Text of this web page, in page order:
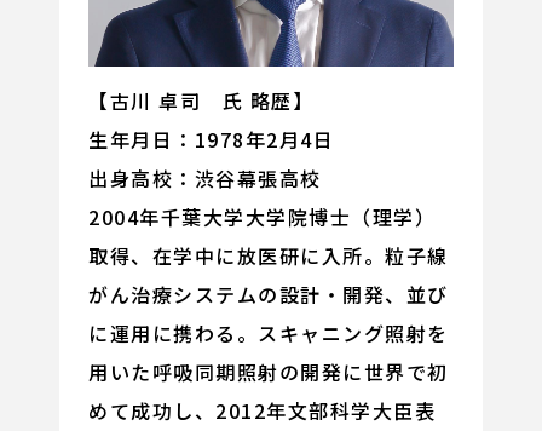
【古川 卓司 氏 略歴】
生年月日：1978年2月4日
出身高校：渋谷幕張高校
2004年千葉大学大学院博士（理学）
取得、在学中に放医研に入所。粒子線
がん治療システムの設計・開発、並び
に運用に携わる。スキャニング照射を
用いた呼吸同期照射の開発に世界で初
めて成功し、2012年文部科学大臣表